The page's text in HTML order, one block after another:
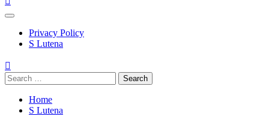
Primary
Privacy Policy
S Lutena
Search
for:
Home
S Lutena